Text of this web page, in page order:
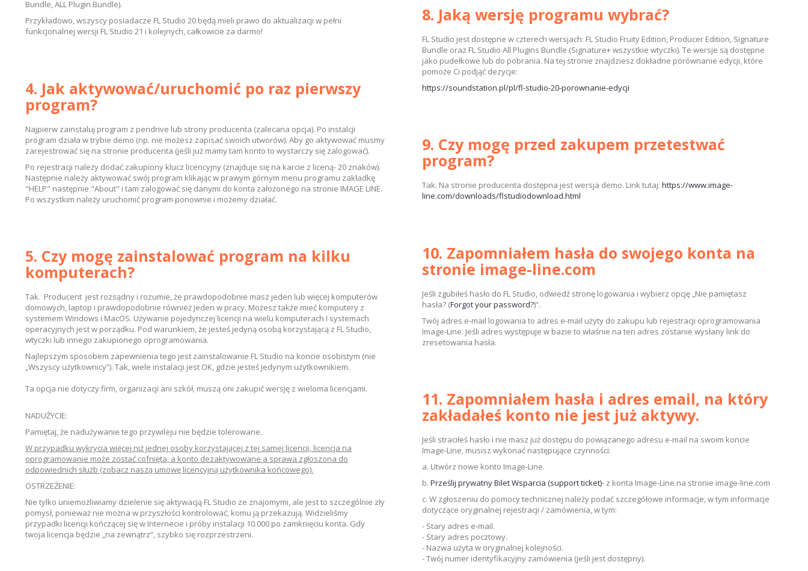
Bundle, ALL Plugin Bundle).
Przykładowo, wszyscy posiadacze FL Studio 20 będą mieli prawo do aktualizacji w pełni
funkcjonalnej wersji FL Studio 21 i kolejnych, całkowicie za darmo!
4. Jak aktywować/uruchomić po raz pierwszy
program?
Najpierw zainstaluj program z pendrive lub strony producenta (zalecana opcja). Po instalcji
program działa w trybie demo (np. nie możesz zapisać swoich utworów). Aby go aktywować musmy
zarejestrować się na stronie producenta (jeśli już mamy tam konto to wystarczy się zalogować).
Po rejestracji należy dodać zakupiony klucz licencyjny (znajduje się na karcie z liceną- 20 znaków).
Następnie należy aktywować swój program klikając w prawym górnym menu programu zakładkę
"HELP" następnie "About" i tam zalogować się danymi do konta założonego na stronie IMAGE LINE.
Po wszystkim należy uruchomić program ponownie i możemy działać.
5. Czy mogę zainstalować program na kilku
komputerach?
Tak. Producent jest rozsądny i rozumie, że prawdopodobnie masz jeden lub więcej komputerów
domowych, laptop i prawdopodobnie również jeden w pracy. Możesz także mieć komputery z
systemem Windows i MacOS. Używanie pojedynczej licencji na wielu komputerach I systemach
operacyjnych jest w porządku. Pod warunkiem, że jesteś jedyną osobą korzystającą z FL Studio,
wtyczki lub innego zakupionego oprogramowania.
Najlepszym sposobem zapewnienia tego jest zainstalowanie FL Studio na koncie osobistym (nie
„Wszyscy użytkownicy”). Tak, wiele instalacji jest OK, gdzie jesteś jedynym użytkownikiem.
Ta opcja nie dotyczy firm, organizacji ani szkół, muszą oni zakupić wersję z wieloma licencjami.
NADUŻYCIE:
Pamiętaj, że nadużywanie tego przywileju nie będzie tolerowane.
W przypadku wykrycia więcej niż jednej osoby korzystającej z tej samej licencji, licencja na
oprogramowanie może zostać cofnięta, a konto dezaktywowane a sprawa zgłoszona do
odpowiednich służb (zobacz naszą umowę licencyjną użytkownika końcowego).
OSTRZEŻENIE:
Nie tylko uniemożliwiamy dzielenie się aktywacją FL Studio ze znajomymi, ale jest to szczególnie zły
pomysł, ponieważ nie można w przyszłości kontrolować, komu ją przekazują. Widzieliśmy
przypadki licencji kończącej się w Internecie i próby instalacji 10.000 po zamknięciu konta. Gdy
twoja licencja będzie „na zewnątrz”, szybko się rozprzestrzeni.
8. Jaką wersję programu wybrać?
FL Studio jest dostępne w czterech wersjach: FL Studio Fruity Edition, Producer Edition, Signature
Bundle oraz FL Studio All Plugins Bundle (Signature+ wszystkie wtyczki). Te wersje są dostępne
jako pudełkowe lub do pobrania. Na tej stronie znajdziesz dokładne porównanie edycji, które
pomoże Ci podjąć dezycje:
https://soundstation.pl/pl/fl-studio-20-porownanie-edycji
9. Czy mogę przed zakupem przetestwać
program?
Tak. Na stronie producenta dostępna jest wersja demo. Link tutaj: https://www.image-
line.com/downloads/flstudiodownload.html
10. Zapomniałem hasła do swojego konta na
stronie image-line.com
Jeśli zgubiłeś hasło do FL Studio, odwiedź stronę logowania i wybierz opcję „Nie pamiętasz
hasła? (Forgot your password?)”.
Twój adres e-mail logowania to adres e-mail użyty do zakupu lub rejestracji oprogramowania
Image-Line. Jeśli adres występuje w bazie to właśnie na ten adres zostanie wysłany link do
zresetowania hasła.
11. Zapomniałem hasła i adres email, na który
zakładałeś konto nie jest już aktywy.
Jeśli straciłeś hasło i nie masz już dostępu do powiązanego adresu e-mail na swoim koncie
Image-Line, musisz wykonać następujące czynności:
a. Utwórz nowe konto Image-Line.
b. Prześlij prywatny Bilet Wsparcia (support ticket)- z konta Image-Line na stronie image-line.com
c. W zgłoszeniu do pomocy technicznej należy podać szczegółowe informacje, w tym informacje
dotyczące oryginalnej rejestracji / zamówienia, w tym:
- Stary adres e-mail.
- Stary adres pocztowy.
- Nazwa użyta w oryginalnej kolejności.
- Twój numer identyfikacyjny zamówienia (jeśli jest dostępny).